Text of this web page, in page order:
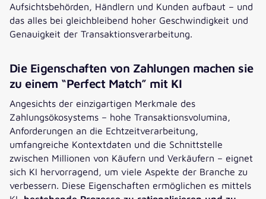
Aufsichtsbehörden, Händlern und Kunden aufbaut – und
das alles bei gleichbleibend hoher Geschwindigkeit und
Genauigkeit der Transaktionsverarbeitung.
Die Eigenschaften von Zahlungen machen sie
zu einem “Perfect Match” mit KI
Angesichts der einzigartigen Merkmale des
Zahlungsökosystems – hohe Transaktionsvolumina,
Anforderungen an die Echtzeitverarbeitung,
umfangreiche Kontextdaten und die Schnittstelle
zwischen Millionen von Käufern und Verkäufern – eignet
sich KI hervorragend, um viele Aspekte der Branche zu
verbessern. Diese Eigenschaften ermöglichen es mittels